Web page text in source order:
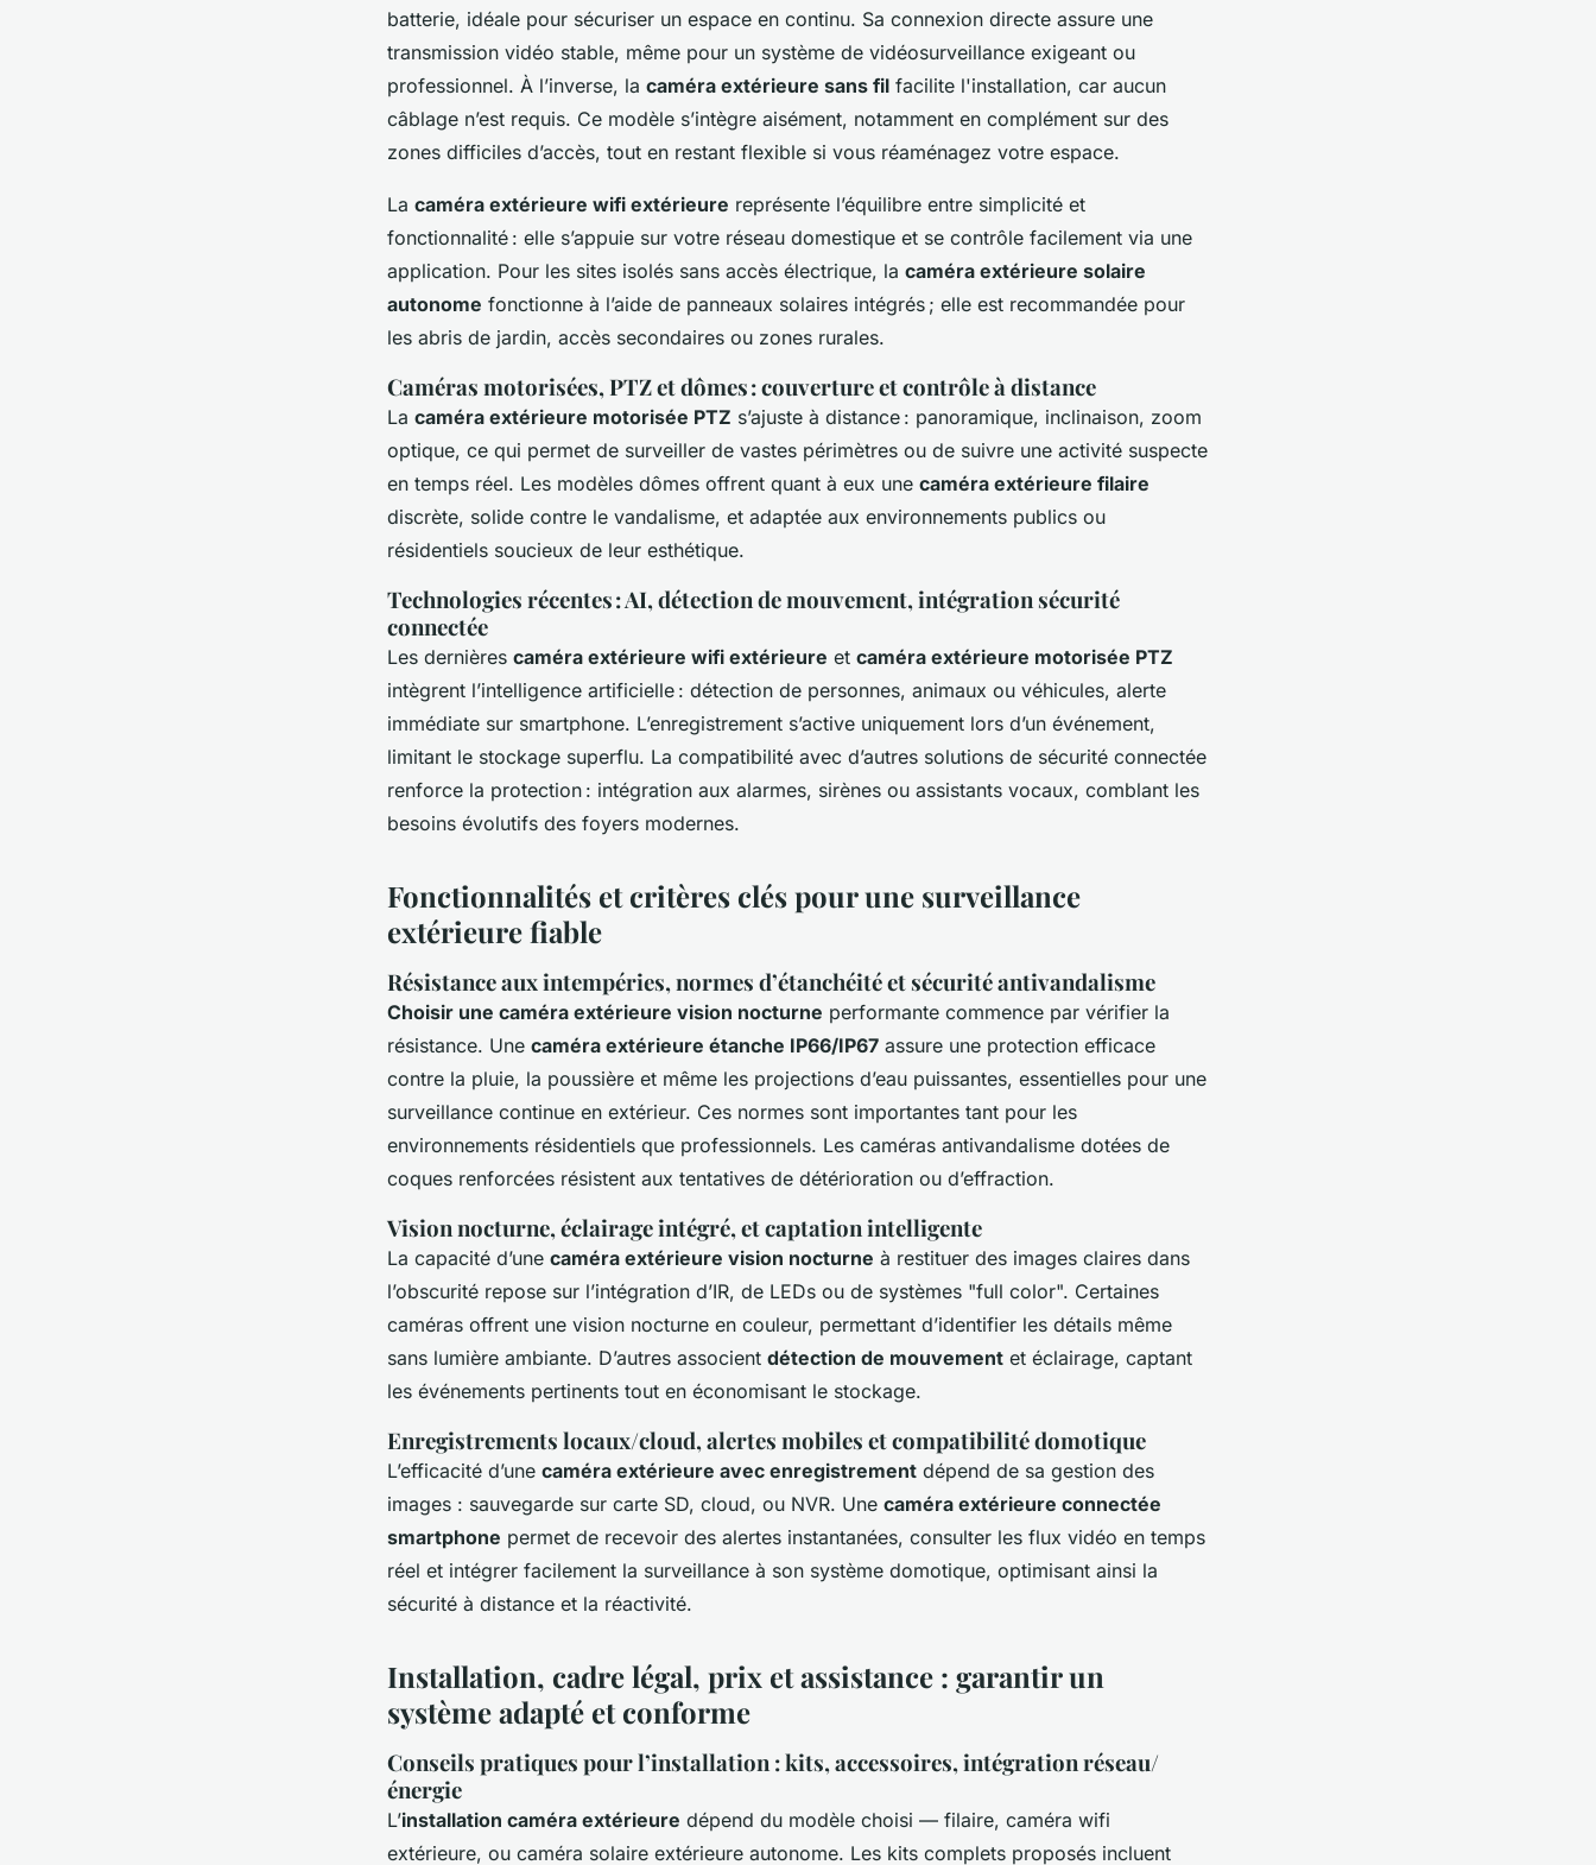
batterie, idéale pour sécuriser un espace en continu. Sa connexion directe assure une
transmission vidéo stable, même pour un système de vidéosurveillance exigeant ou
professionnel. À l’inverse, la caméra extérieure sans fil facilite l'installation, car aucun
câblage n’est requis. Ce modèle s’intègre aisément, notamment en complément sur des
zones difficiles d’accès, tout en restant flexible si vous réaménagez votre espace.
La caméra extérieure wifi extérieure représente l’équilibre entre simplicité et
fonctionnalité : elle s’appuie sur votre réseau domestique et se contrôle facilement via une
application. Pour les sites isolés sans accès électrique, la caméra extérieure solaire
autonome fonctionne à l’aide de panneaux solaires intégrés ; elle est recommandée pour
les abris de jardin, accès secondaires ou zones rurales.
Caméras motorisées, PTZ et dômes : couverture et contrôle à distance
La caméra extérieure motorisée PTZ s’ajuste à distance : panoramique, inclinaison, zoom
optique, ce qui permet de surveiller de vastes périmètres ou de suivre une activité suspecte
en temps réel. Les modèles dômes offrent quant à eux une caméra extérieure filaire
discrète, solide contre le vandalisme, et adaptée aux environnements publics ou
résidentiels soucieux de leur esthétique.
Technologies récentes : AI, détection de mouvement, intégration sécurité
connectée
Les dernières caméra extérieure wifi extérieure et caméra extérieure motorisée PTZ
intègrent l’intelligence artificielle : détection de personnes, animaux ou véhicules, alerte
immédiate sur smartphone. L’enregistrement s’active uniquement lors d’un événement,
limitant le stockage superflu. La compatibilité avec d’autres solutions de sécurité connectée
renforce la protection : intégration aux alarmes, sirènes ou assistants vocaux, comblant les
besoins évolutifs des foyers modernes.
Fonctionnalités et critères clés pour une surveillance
extérieure fiable
Résistance aux intempéries, normes d’étanchéité et sécurité antivandalisme
Choisir une caméra extérieure vision nocturne performante commence par vérifier la
résistance. Une caméra extérieure étanche IP66/IP67 assure une protection efficace
contre la pluie, la poussière et même les projections d’eau puissantes, essentielles pour une
surveillance continue en extérieur. Ces normes sont importantes tant pour les
environnements résidentiels que professionnels. Les caméras antivandalisme dotées de
coques renforcées résistent aux tentatives de détérioration ou d’effraction.
Vision nocturne, éclairage intégré, et captation intelligente
La capacité d’une caméra extérieure vision nocturne à restituer des images claires dans
l’obscurité repose sur l’intégration d’IR, de LEDs ou de systèmes "full color". Certaines
caméras offrent une vision nocturne en couleur, permettant d’identifier les détails même
sans lumière ambiante. D’autres associent détection de mouvement et éclairage, captant
les événements pertinents tout en économisant le stockage.
Enregistrements locaux/cloud, alertes mobiles et compatibilité domotique
L’efficacité d’une caméra extérieure avec enregistrement dépend de sa gestion des
images : sauvegarde sur carte SD, cloud, ou NVR. Une caméra extérieure connectée
smartphone permet de recevoir des alertes instantanées, consulter les flux vidéo en temps
réel et intégrer facilement la surveillance à son système domotique, optimisant ainsi la
sécurité à distance et la réactivité.
Installation, cadre légal, prix et assistance : garantir un
système adapté et conforme
Conseils pratiques pour l’installation : kits, accessoires, intégration réseau/
énergie
L’installation caméra extérieure dépend du modèle choisi — filaire, caméra wifi
extérieure, ou caméra solaire extérieure autonome. Les kits complets proposés incluent